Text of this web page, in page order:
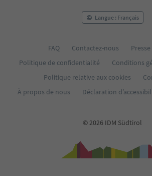
Langue : Français
FAQ Contactez-nous Presse
Politique de confidentialité
Conditions
Politique relative aux cookies
À propos de nous
Déclaration
© 2026 IDM Südtirol